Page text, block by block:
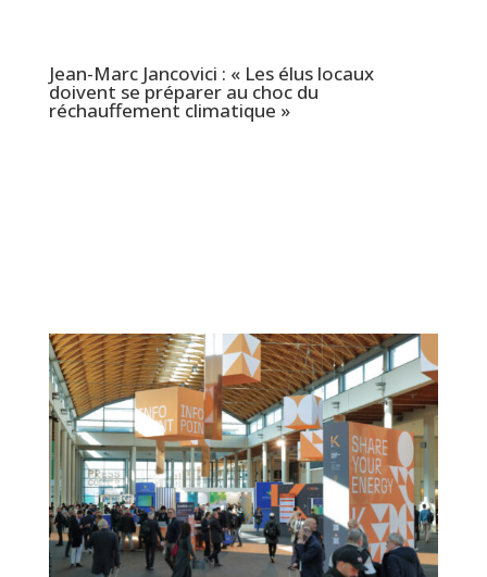
Jean-Marc Jancovici : « Les élus locaux
doivent se préparer au choc du
réchauffement climatique »